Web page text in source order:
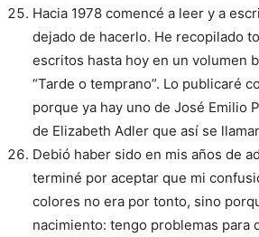
Hacia 1978 comencé a leer y a
dejado de hacerlo. He recopilado
escritos hasta hoy en un volumen
“Tarde o temprano”. Lo publicaré
porque ya hay uno de José Emilio
de Elizabeth Adler que así se
Debió haber sido en mis años de
terminé por aceptar que mi
colores no era por tonto, sino
nacimiento: tengo problemas para